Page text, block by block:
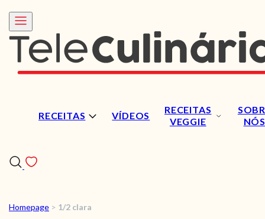
RECEITAS VÍDEOS
RECEITAS
VEGGIE
NÓS
Homepage > 1/2 clara